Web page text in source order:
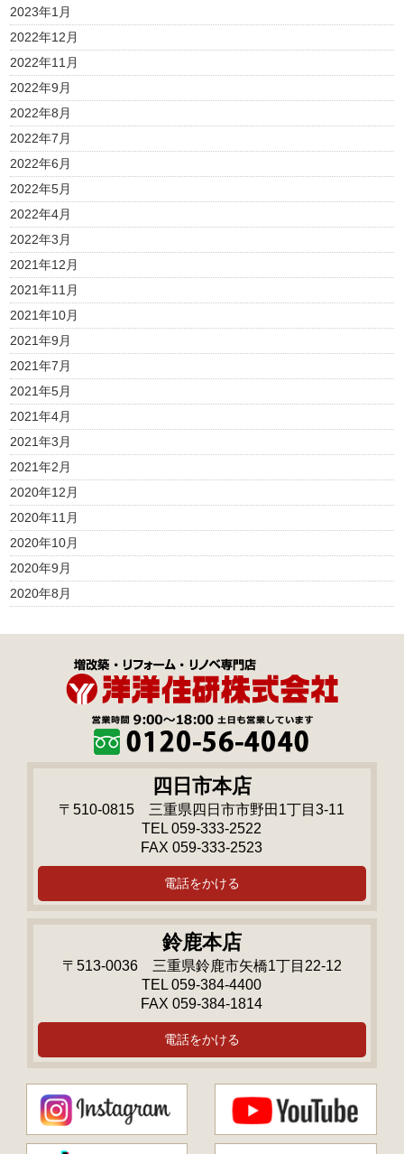
2023年1月
2022年12月
2022年11月
2022年9月
2022年8月
2022年7月
2022年6月
2022年5月
2022年4月
2022年3月
2021年12月
2021年11月
2021年10月
2021年9月
2021年7月
2021年5月
2021年4月
2021年3月
2021年2月
2020年12月
2020年11月
2020年10月
2020年9月
2020年8月
四日市本店
〒510-0815 三重県四日市市野田1丁目3-11
TEL 059-333-2522
FAX 059-333-2523
電話をかける
鈴鹿本店
〒513-0036 三重県鈴鹿市矢橋1丁目22-12
TEL 059-384-4400
FAX 059-384-1814
電話をかける